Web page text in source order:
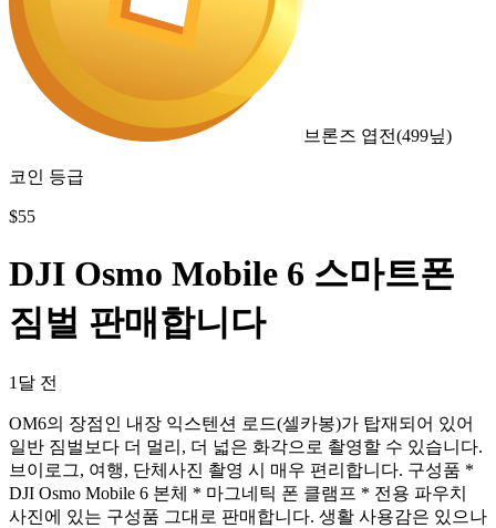
브론즈 엽전(499닢)
코인 등급
$55
DJI Osmo Mobile 6 스마트폰
짐벌 판매합니다
1달 전
OM6의 장점인 내장 익스텐션 로드(셀카봉)가 탑재되어 있어
일반 짐벌보다 더 멀리, 더 넓은 화각으로 촬영할 수 있습니다.
브이로그, 여행, 단체사진 촬영 시 매우 편리합니다. 구성품 *
DJI Osmo Mobile 6 본체 * 마그네틱 폰 클램프 * 전용 파우치
사진에 있는 구성품 그대로 판매합니다. 생활 사용감은 있으나